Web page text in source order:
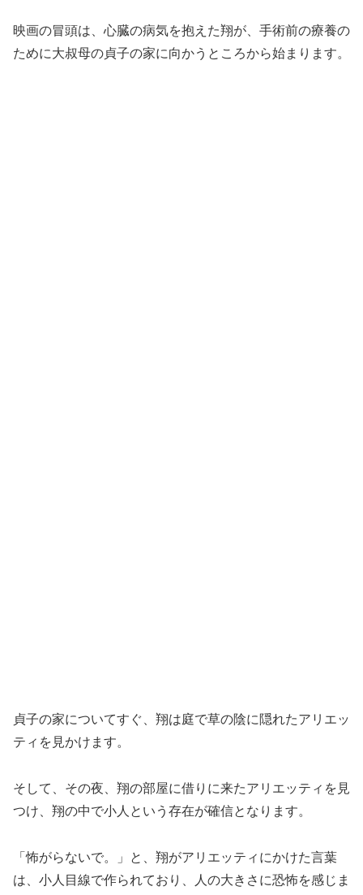
映画の冒頭は、心臓の病気を抱えた翔が、手術前の療養の
ために大叔母の貞子の家に向かうところから始まります。
貞子の家についてすぐ、翔は庭で草の陰に隠れたアリエッ
ティを見かけます。
そして、その夜、翔の部屋に借りに来たアリエッティを見
つけ、翔の中で小人という存在が確信となります。
「怖がらないで。」と、翔がアリエッティにかけた言葉
は、小人目線で作られており、人の大きさに恐怖を感じま